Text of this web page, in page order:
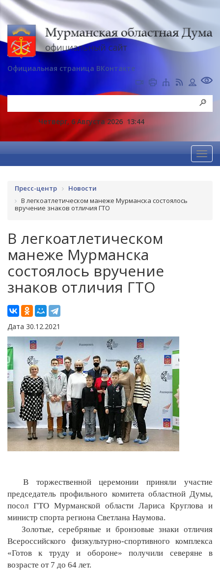
Официальная страница ВКонтакте
Четверг, 6 Августа 2026 13:44
Пресс-центр
Новости
В легкоатлетическом манеже Мурманска состоялось
вручение знаков отличия ГТО
В легкоатлетическом
манеже Мурманска
состоялось вручение
знаков отличия ГТО
Дата 30.12.2021
В торжественной церемонии приняли участие
председатель профильного комитета областной Думы,
посол ГТО Мурманской области Лариса Круглова и
министр спорта региона Светлана Наумова.
Золотые, серебряные и бронзовые знаки отличия
Всероссийского физкультурно-спортивного комплекса
«Готов к труду и обороне» получили северяне в
возрасте от 7 до 64 лет.